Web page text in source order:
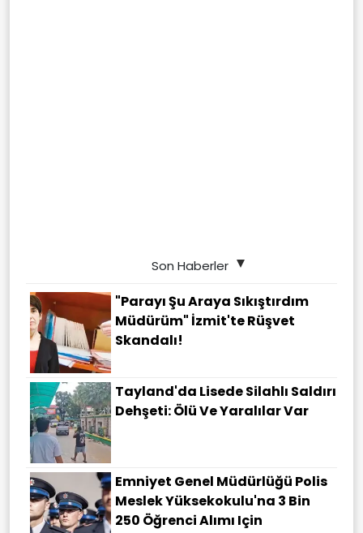
Son Haberler
"Parayı Şu Araya Sıkıştırdım
Müdürüm" İzmit'te Rüşvet
Skandalı!
Tayland'da Lisede Silahlı Saldırı
Dehşeti: Ölü Ve Yaralılar Var
Emniyet Genel Müdürlüğü Polis
Meslek Yüksekokulu'na 3 Bin
250 Öğrenci Alımı Için